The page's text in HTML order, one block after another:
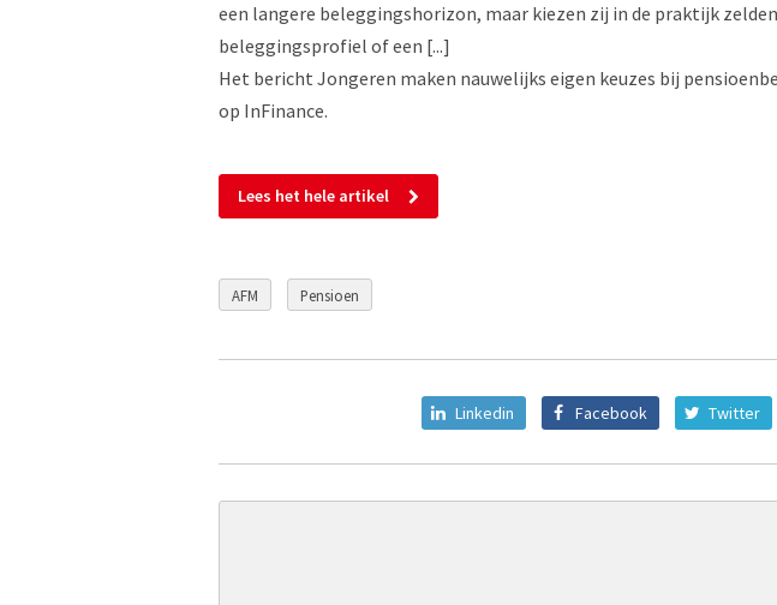
een langere beleggingshorizon, maar kiezen zij in de praktijk
beleggingsprofiel of een [...]
Het bericht Jongeren maken nauwelijks eigen keuzes bij
op InFinance.
Lees het hele artikel
AFM Pensioen
Linkedin Facebook Twitter